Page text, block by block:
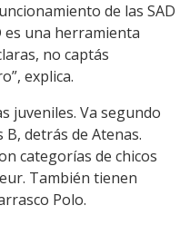
de las SAD
es una herramienta
no captás
explica.
juveniles. Va segundo
detrás de Atenas.
categorías de chicos
También tienen
Polo.